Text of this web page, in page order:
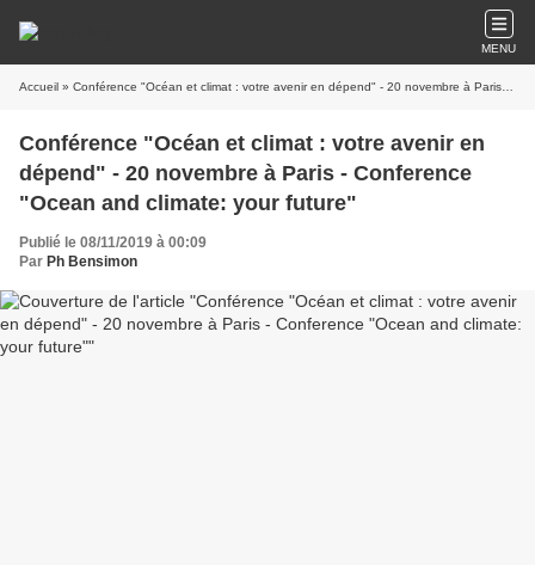
MENU
Accueil » Conférence "Océan et climat : votre avenir en dépend" - 20 novembre à Paris - Conference "Ocean and climate: your future"
Conférence "Océan et climat : votre avenir en
dépend" - 20 novembre à Paris - Conference
"Ocean and climate: your future"
Publié le 08/11/2019 à 00:09
Par Ph Bensimon